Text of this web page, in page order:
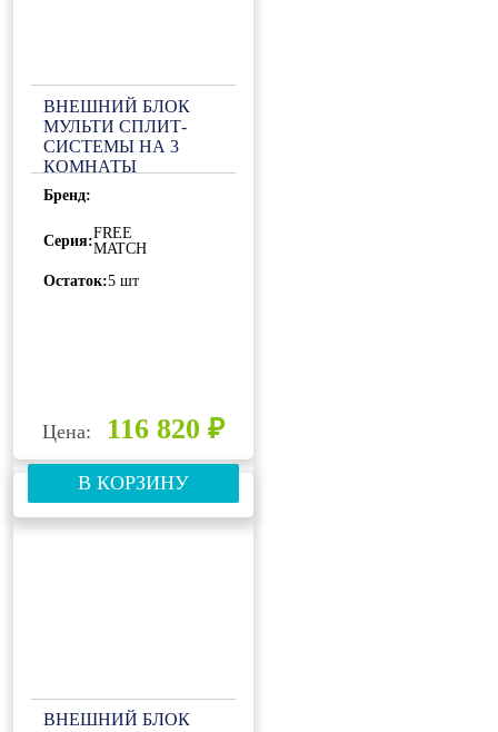
ВНЕШНИЙ БЛОК
МУЛЬТИ СПЛИТ-
СИСТЕМЫ НА 3
КОМНАТЫ
GENERAL CLIMATE
FREE MULTI GU-
M3EA27HN2
Бренд:
Серия:FREE
MATCH
Остаток:5 шт
Цена: 116 820 ₽
В КОРЗИНУ
ВНЕШНИЙ БЛОК